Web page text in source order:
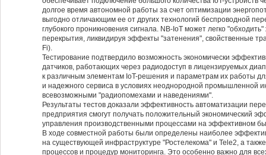
долгое время автономной работы за счет оптимизации
выгодно отличающим ее от других технологий беспроводной
глубокого проникновения сигнала. NB-IoT может легко
перекрытия, ликвидируя эффекты "затенения", свойственные
Fi).
Тестирование подтвердило возможность экономически
датчиков, работающих через радиодоступ в лицензируемых
к различным элементам IoT-решения и параметрам их работы
и надежного сервиса в условиях неоднородной промышленной
всевозможными "радиопомехами и наведениями".
Результаты тестов доказали эффективность автоматизации
предприятия смогут получать положительный экономический
управления производственными процессами на эффективном
В ходе совместной работы были определены наиболее
на существующей инфраструктуре "Ростелекома" и Tele2, а
процессов и процедур мониторинга. Это особенно важно для